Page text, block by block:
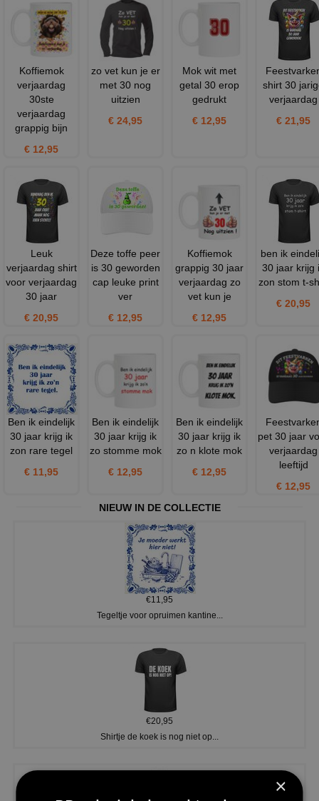
Koffiemok
verjaardag
30ste
verjaardag
grappig bijn
€ 12,95
zo vet kun je er
met 30 nog
uitzien
€ 24,95
Mok wit met
getal 30 erop
gedrukt
€ 12,95
shirt 30
verjaardag
€ 21,95
Leuk
verjaardag shirt
voor verjaardag
30 jaar
€ 20,95
Deze toffe peer
is 30 geworden
cap leuke print
ver
€ 12,95
Koffiemok
grappig 30 jaar
verjaardag zo
vet kun je
€ 12,95
ben ik
30 jaar krijg
zon stom t-
€ 20,95
Ben ik eindelijk
30 jaar krijg ik
zon rare tegel
€ 11,95
Ben ik eindelijk
30 jaar krijg ik
zo stomme mok
€ 12,95
Ben ik eindelijk
30 jaar krijg ik
zo n klote mok
€ 12,95
pet 30 jaar
verjaardag
leeftijd
€ 12,95
NIEUW IN DE COLLECTIE
€11,95
Tegeltje voor opruimen kantine...
€20,95
Shirtje de koek is nog niet op...
×